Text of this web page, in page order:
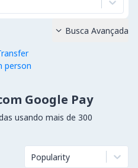
person
 Busca Avançada
Google Pay
usando mais de 300
Popularity